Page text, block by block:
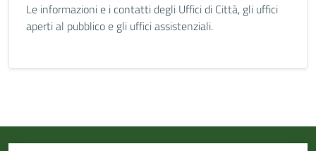
Le informazioni e i contatti degli Uffici di Città, gli uffici
aperti al pubblico e gli uffici assistenziali.